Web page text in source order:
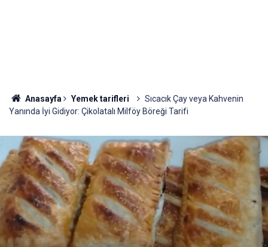
Anasayfa Yemek tarifleri
Sıcacık Çay veya Kahvenin
Yanında İyi Gidiyor: Çikolatalı Milföy Böreği Tarifi